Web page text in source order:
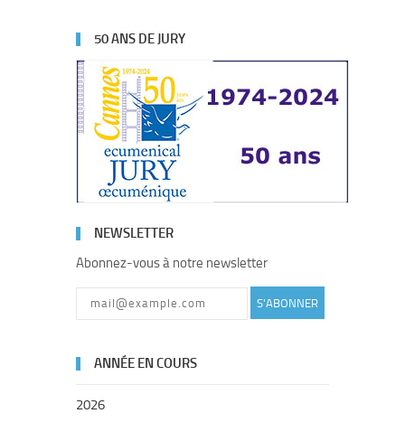
50 ANS DE JURY
NEWSLETTER
Abonnez-vous à notre newsletter
S'ABONNER
ANNÉE EN COURS
2026